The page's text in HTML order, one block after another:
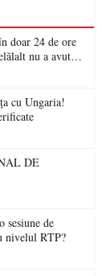
doar 24 de ore
nu a avut
cu Ungaria!
DE
sesiune de
nivelul RTP?